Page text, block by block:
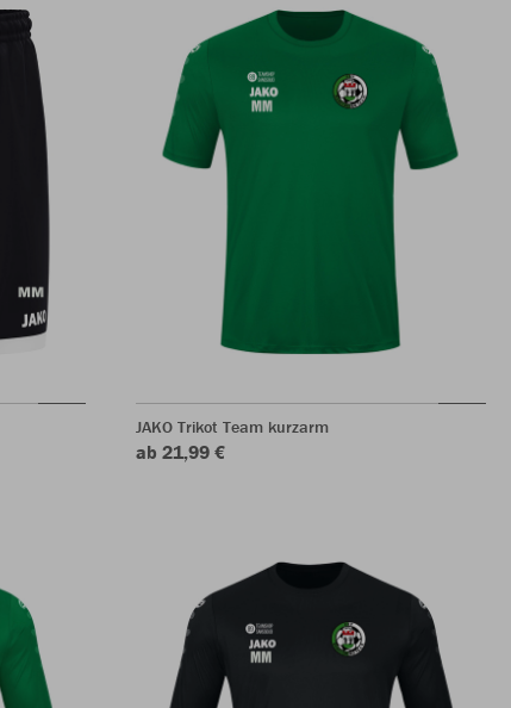
JAKO Trikot Team kurzarm
ab 21,99 €